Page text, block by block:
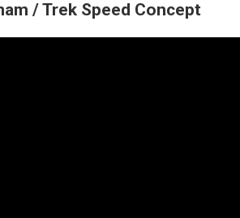
/ Trek Speed Concept